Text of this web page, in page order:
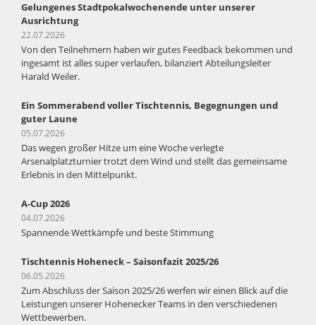
Gelungenes Stadtpokalwochenende unter unserer
Ausrichtung
22.07.2026
Von den Teilnehmern haben wir gutes Feedback bekommen und
ingesamt ist alles super verlaufen, bilanziert Abteilungsleiter
Harald Weiler.
Ein Sommerabend voller Tischtennis, Begegnungen und
guter Laune
05.07.2026
Das wegen großer Hitze um eine Woche verlegte
Arsenalplatzturnier trotzt dem Wind und stellt das gemeinsame
Erlebnis in den Mittelpunkt.
A-Cup 2026
04.07.2026
Spannende Wettkämpfe und beste Stimmung
Tischtennis Hoheneck – Saisonfazit 2025/26
06.05.2026
Zum Abschluss der Saison 2025/26 werfen wir einen Blick auf die
Leistungen unserer Hohenecker Teams in den verschiedenen
Wettbewerben.